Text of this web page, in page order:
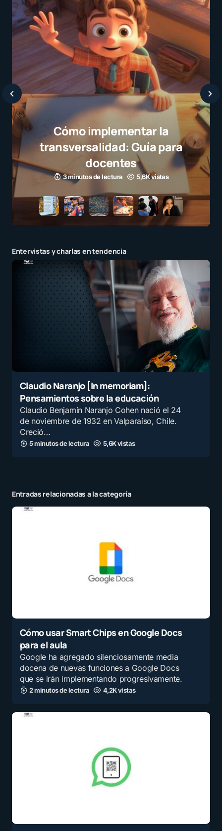
Cómo implementar la
transversalidad: Guía para
docentes
3 minutos de lectura 5,6K vistas
Entervistas y charlas en tendencia
Claudio Naranjo [In memoriam]:
Pensamientos sobre la educación
Claudio Benjamín Naranjo Cohen nació el 24
de noviembre de 1932 en Valparaíso, Chile.
Creció…
5 minutos de lectura 5,6K vistas
Entradas relacionadas a la categoría
Cómo usar Smart Chips en Google Docs
para el aula
Google ha agregado silenciosamente media
docena de nuevas funciones a Google Docs
que se irán implementando progresivamente.
2 minutos de lectura 4,2K vistas